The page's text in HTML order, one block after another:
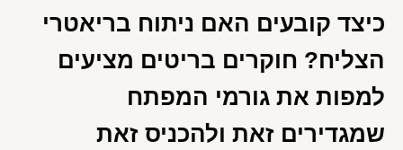
כיצד קובעים האם ניתוח בריאטרי
הצליח? חוקרים בריטים מציעים
למפות את גורמי המפתח
שמגדירים זאת ולהכניס זאת